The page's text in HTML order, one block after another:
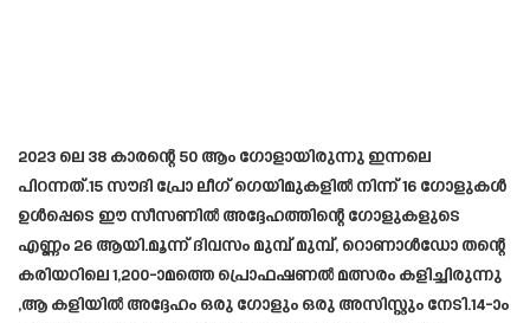
2023 ലെ 38 കാരന്റെ 50 ആം ഗോളായിരുന്നു ഇന്നലെ
പിറന്നത്.15 സൗദി പ്രോ ലീഗ് ഗെയിമുകളിൽ നിന്ന് 16 ഗോളുകൾ
ഉൾപ്പെടെ ഈ സീസണിൽ അദ്ദേഹത്തിന്റെ ഗോളുകളുടെ
എണ്ണം 26 ആയി.മൂന്ന് ദിവസം മുമ്പ് മുമ്പ്, റൊണാൾഡോ തന്റെ
കരിയറിലെ 1,200-ാമത്തെ പ്രൊഫഷണൽ മത്സരം കളിച്ചിരുന്നു
,ആ കളിയിൽ അദ്ദേഹം ഒരു ഗോളും ഒരു അസിസ്റ്റും നേടി.14-ാം